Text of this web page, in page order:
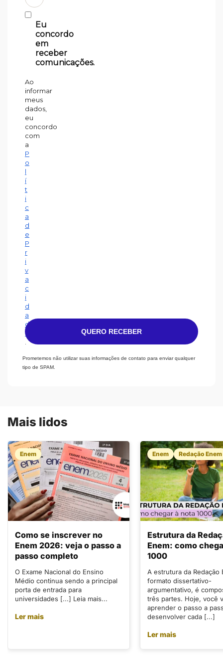
Eu
concordo
em
receber
comunicações.
Ao
informar
meus
dados,
eu
concordo
com
a
P
o
l
í
t
i
c
a
d
e
P
r
i
v
a
c
i
d
a
d
e
QUERO RECEBER
Prometemos não utilizar suas informações de contato para enviar qualquer
tipo de SPAM.
Mais lidos
Enem
Como se inscrever no
Enem 2026: veja o passo a
passo completo
O Exame Nacional do Ensino
Médio continua sendo a principal
porta de entrada para
universidades [...] Leia mais...
Ler mais
Enem Redação Enem
Estrutura da
Enem: como
1000
A estrutura da Redação
formato dissertativo-
argumentativo, é
três partes. Hoje, você
aprender o passo a
desenvolver cada [...]
Ler mais